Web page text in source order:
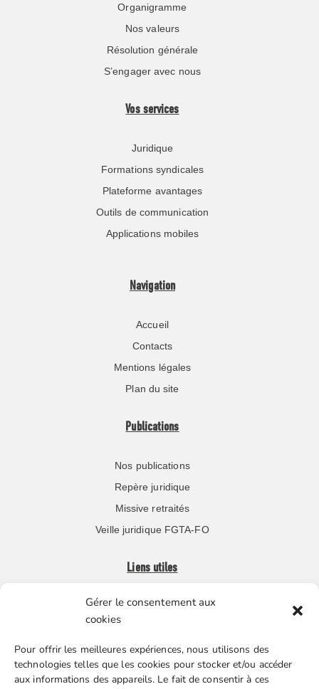
Gérer le consentement aux
cookies
Pour offrir les meilleures expériences, nous utilisons des
technologies telles que les cookies pour stocker et/ou accéder
aux informations des appareils. Le fait de consentir à ces
Organigramme
Nos valeurs
Résolution générale
S’engager avec nous
Vos services
Juridique
Formations syndicales
Plateforme avantages
Outils de communication
Applications mobiles
Navigation
Accueil
Contacts
Mentions légales
Plan du site
Publications
Nos publications
Repère juridique
Missive retraités
Veille juridique FGTA-FO
Liens utiles
Boutique en ligne
Espace Presse
Nos partenaires
Gestion des cookies